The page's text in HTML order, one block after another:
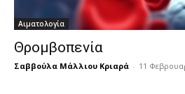
Αιματολογία
Θρομβοπενία
Σαββούλα Μάλλιου Κριαρά - 11